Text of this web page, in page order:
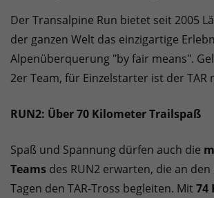
Der Transalpine Run bietet seit 2005
der ganzen Welt das einzigartige
Alpenüberquerung "by fair means".
2er Team, für Einzelstarter ist der TAR
RUN2: Über 70 Kilometer Trailspaß
Spaß und Spannung dürfen auch die
Teams des RUN2 erwarten, die an
Tagen den TAR-Tross begleiten. Mit74